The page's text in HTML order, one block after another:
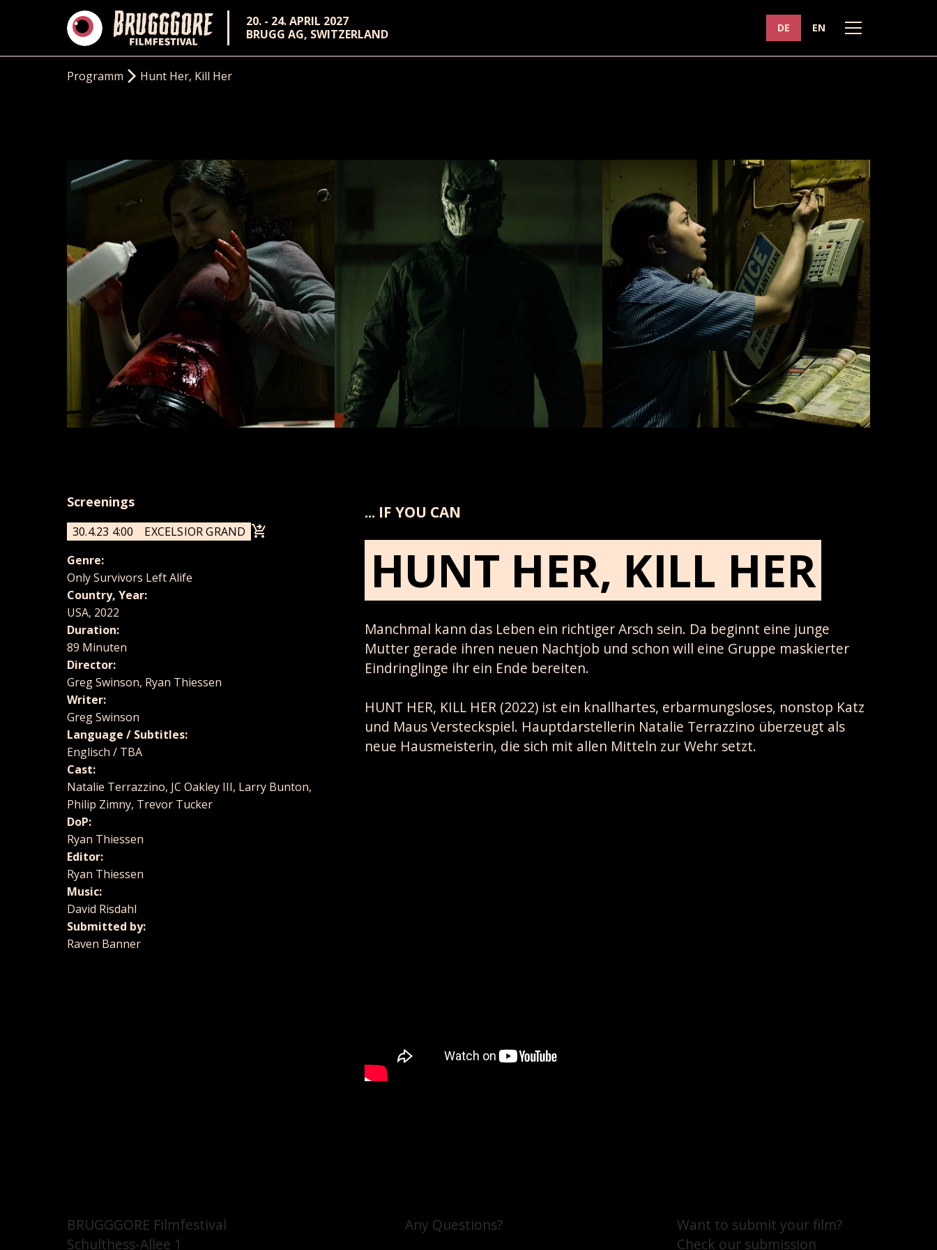
20. - 24. APRIL 2027
BRUGG AG, SWITZERLAND
DE EN
Programm Hunt Her, Kill Her
Screenings
30.4.23 4:00
EXCELSIOR GRAND
Genre:
Only Survivors Left Alife
Country, Year:
USA, 2022
Duration:
89 Minuten
Director:
Greg Swinson, Ryan Thiessen
Writer:
Greg Swinson
Language / Subtitles:
Englisch / TBA
Cast:
Natalie Terrazzino, JC Oakley III, Larry Bunton,
Philip Zimny, Trevor Tucker
DoP:
Ryan Thiessen
Editor:
Ryan Thiessen
Music:
David Risdahl
Submitted by:
Raven Banner
... IF YOU CAN
HUNT HER, KILL HER
Manchmal kann das Leben ein richtiger Arsch sein. Da beginnt eine junge
Mutter gerade ihren neuen Nachtjob und schon will eine Gruppe maskierter
Eindringlinge ihr ein Ende bereiten.
HUNT HER, KILL HER (2022) ist ein knallhartes, erbarmungsloses, nonstop Katz
und Maus Versteckspiel. Hauptdarstellerin Natalie Terrazzino überzeugt als
neue Hausmeisterin, die sich mit allen Mitteln zur Wehr setzt.
BRUGGGORE Filmfestival
Schulthess-Allee 1
Any Questions?
Want to submit your film?
Check our submission